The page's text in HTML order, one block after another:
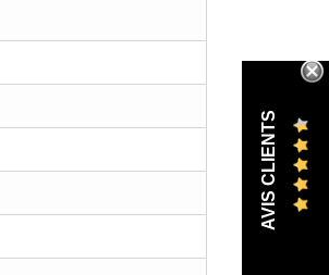
AVIS CLIENTS